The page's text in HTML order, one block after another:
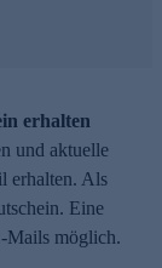
erhalten
und aktuelle
erhalten. Als
Eine
Mails möglich.